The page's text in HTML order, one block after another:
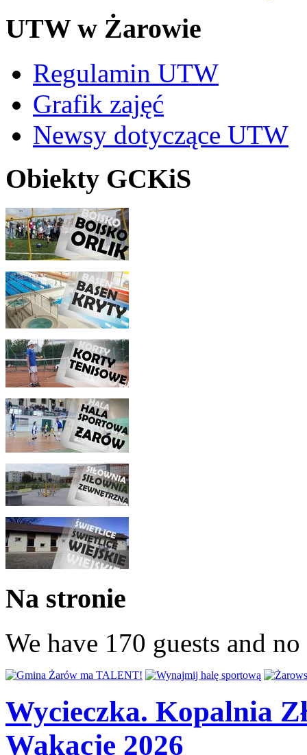
UTW w Żarowie
Regulamin UTW
Grafik zajęć
Newsy dotyczące UTW
Obiekty GCKiS
Na stronie
We have 170 guests and
Wycieczka. Kopalnia
Wakacje 2026